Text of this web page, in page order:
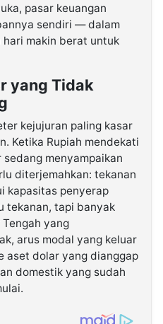
pasar keuangan
sendiri — dalam
hari makin berat untuk
yang Tidak
kejujuran paling kasar
Ketika Rupiah mendekati
sedang menyampaikan
diterjemahkan: tekanan
kapasitas penyerap
tekanan, tapi banyak
yang
arus modal yang keluar
aset dolar yang dianggap
domestik yang sudah